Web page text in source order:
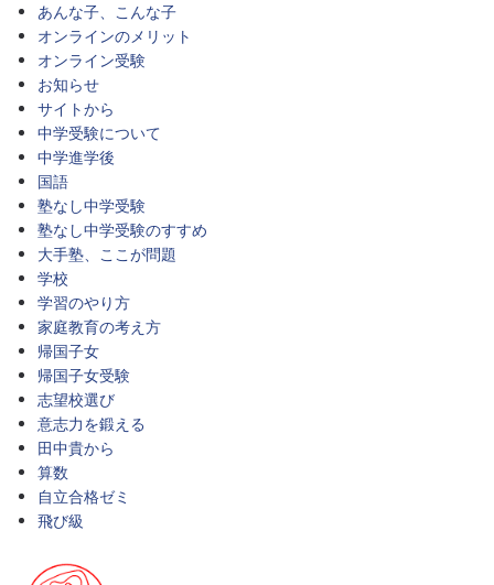
あんな子、こんな子
オンラインのメリット
オンライン受験
お知らせ
サイトから
中学受験について
中学進学後
国語
塾なし中学受験
塾なし中学受験のすすめ
大手塾、ここが問題
学校
学習のやり方
家庭教育の考え方
帰国子女
帰国子女受験
志望校選び
意志力を鍛える
田中貴から
算数
自立合格ゼミ
飛び級